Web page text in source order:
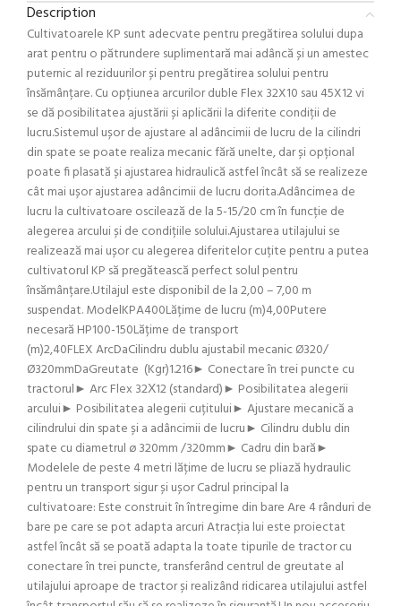
Description
Cultivatoarele KP sunt adecvate pentru pregătirea solului dupa
arat pentru o pătrundere suplimentară mai adâncă și un amestec
puternic al reziduurilor și pentru pregătirea solului pentru
însămânțare. Cu opțiunea arcurilor duble Flex 32X10 sau 45X12 vi
se dă posibilitatea ajustării și aplicării la diferite condiții de
lucru.Sistemul ușor de ajustare al adâncimii de lucru de la cilindri
din spate se poate realiza mecanic fără unelte, dar și opțional
poate fi plasată și ajustarea hidraulică astfel încât să se realizeze
cât mai ușor ajustarea adâncimii de lucru dorita.Adâncimea de
lucru la cultivatoare oscilează de la 5-15/20 cm în funcție de
alegerea arcului și de condițiile solului.Ajustarea utilajului se
realizează mai ușor cu alegerea diferitelor cuțite pentru a putea
cultivatorul KP să pregătească perfect solul pentru
însămânțare.Utilajul este disponibil de la 2,00 – 7,00 m
suspendat. ModelKPA400Lățime de lucru (m)4,00Putere
necesară HP100-150Lățime de transport
(m)2,40FLEX ArcDaCilindru dublu ajustabil mecanic Ø320/
Ø320mmDaGreutate (Kgr)1.216► Conectare în trei puncte cu
tractorul► Arc Flex 32Χ12 (standard)► Posibilitatea alegerii
arcului► Posibilitatea alegerii cuțitului► Ajustare mecanică a
cilindrului din spate și a adâncimii de lucru► Cilindru dublu din
spate cu diametrul ø 320mm /320mm► Cadru din bară►
Modelele de peste 4 metri lățime de lucru se pliază hydraulic
pentru un transport sigur și ușor Cadrul principal la
cultivatoare: Este construit în întregime din bare Are 4 rânduri de
bare pe care se pot adapta arcuri Atracția lui este proiectat
astfel încât să se poată adapta la toate tipurile de tractor cu
conectare în trei puncte, transferând centrul de greutate al
utilajului aproape de tractor și realizând ridicarea utilajului astfel